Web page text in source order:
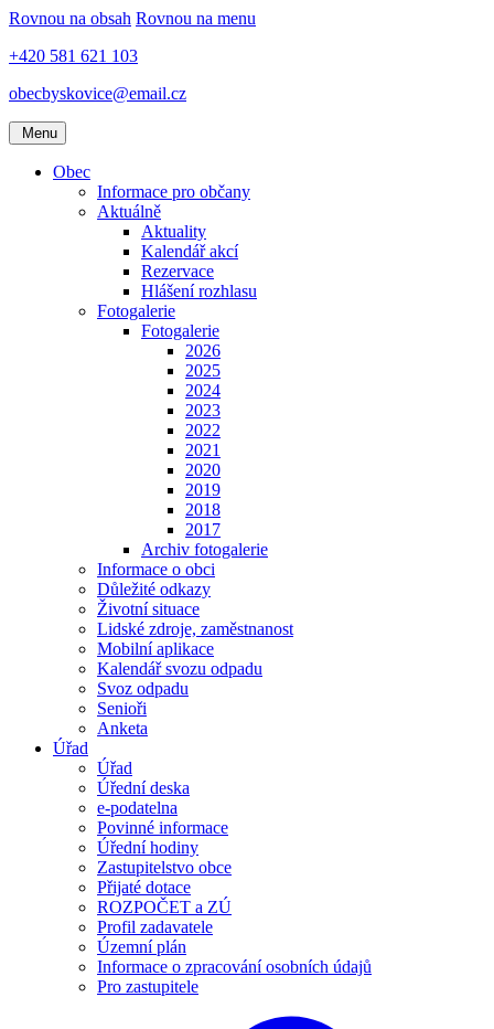
Rovnou na obsah Rovnou na menu
+420 581 621 103
obecbyskovice@email.cz
Menu
Obec
Informace pro občany
Aktuálně
Aktuality
Kalendář akcí
Rezervace
Hlášení rozhlasu
Fotogalerie
Fotogalerie
2026
2025
2024
2023
2022
2021
2020
2019
2018
2017
Archiv fotogalerie
Informace o obci
Důležité odkazy
Životní situace
Lidské zdroje, zaměstnanost
Mobilní aplikace
Kalendář svozu odpadu
Svoz odpadu
Senioři
Anketa
Úřad
Úřad
Úřední deska
e-podatelna
Povinné informace
Úřední hodiny
Zastupitelstvo obce
Přijaté dotace
ROZPOČET a ZÚ
Profil zadavatele
Územní plán
Informace o zpracování osobních údajů
Pro zastupitele